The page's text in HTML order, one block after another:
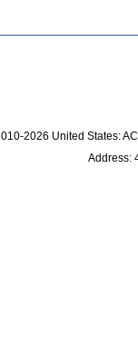
2026 United States:
Address: